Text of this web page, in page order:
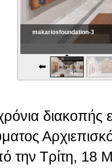
makariosfoundation-3
διακοπής
την Τρίτη,